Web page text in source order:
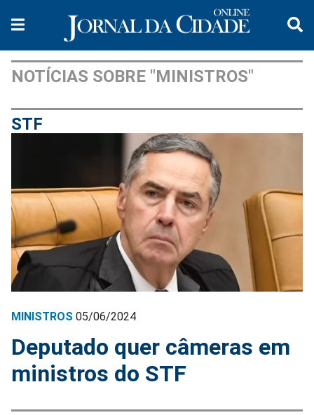
NOTÍCIAS SOBRE "MINISTROS"
STF
MINISTROS 05/06/2024
Deputado quer câmeras em
ministros do STF